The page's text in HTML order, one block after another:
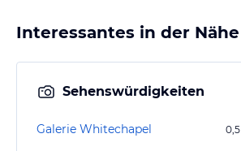
Interessantes in der Nähe
Sehenswürdigkeiten
Galerie Whitechapel 0,5